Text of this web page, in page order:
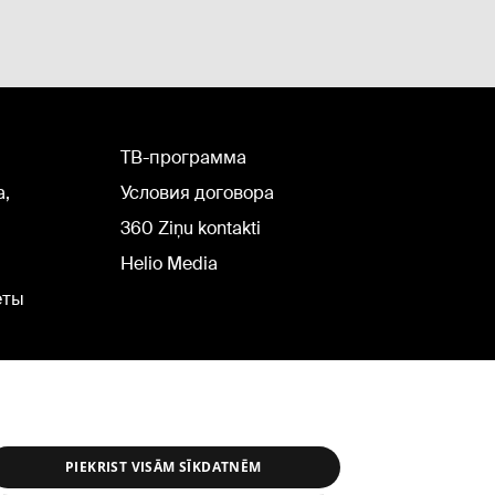
TВ-программа
Условия договора
360 Ziņu kontakti
Helio Media
PIEKRIST VISĀM SĪKDATNĒM